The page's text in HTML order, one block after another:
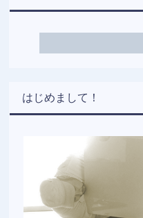
はじめまして！